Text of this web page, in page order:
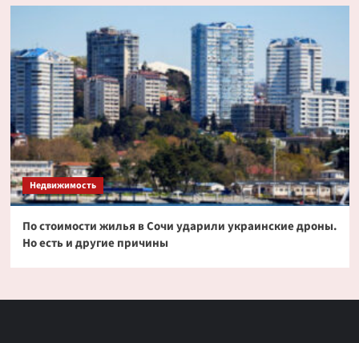
Недвижимость
По стоимости жилья в Сочи ударили украинские дроны.
Но есть и другие причины